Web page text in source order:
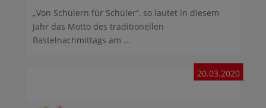
„Von Schülern für Schüler“, so lautet in diesem
Jahr das Motto des traditionellen
Bastelnachmittags am ...
20.03.2020